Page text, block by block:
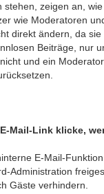
zeigen an,
wie Moderatoren
direkt ändern, da
Beiträge, nur
und ein
Mail-Link klicke,
E-Mail-
Administration
Gäste verhindern.